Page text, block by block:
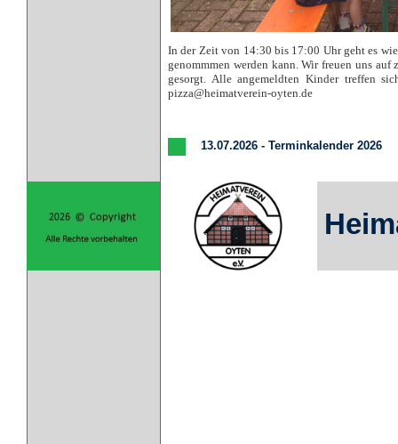
In der Zeit von 14:30 bis 17:00 Uhr geht es
genommmen werden kann. Wir freuen uns
gesorgt. Alle angemeldten Kinder treffen
pizza@heimatverein-oyten.de
13.07.2026 - Terminkalender 2026